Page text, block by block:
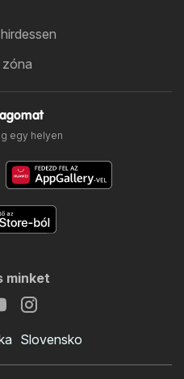
zóna
egy helyen
minket
Slovensko